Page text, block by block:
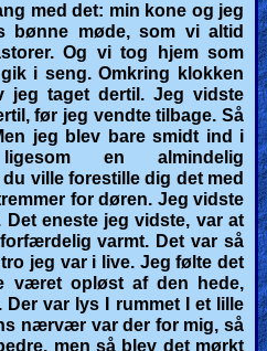
med det: min kone og jeg
bønne møde, som vi altid
Og vi tog hjem som
i seng. Omkring klokken
jeg taget dertil. Jeg vidste
før jeg vendte tilbage. Så
jeg blev bare smidt ind i
en almindelig
ville forestille dig det med
for døren. Jeg vidste
eneste jeg vidste, var at
varmt. Det var så
jeg var i live. Jeg følte det
været opløst af den hede,
var lys I rummet I et lille
nærvær var der for mig, så
men så blev det mørkt